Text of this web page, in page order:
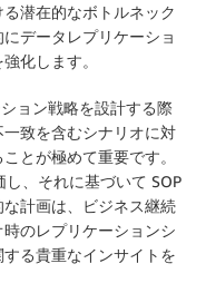
潜在的なボトルネック
データレプリケーショ
化します。
ョン戦略を設計する際
致を含むシナリオに対
とが極めて重要です。
し、それに基づいて SOP
計画は、ビジネス継続
のレプリケーションシ
る貴重なインサイトを